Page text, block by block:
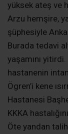
yüksek ateş ve
Arzu hemşire,
şüphesiyle
Burada tedavi
yaşamını
hastanenin
Ögren’i kene
Hastanesi
KKKA
Öte yandan